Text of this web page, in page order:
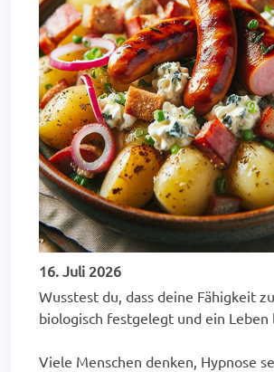
16. Juli 2026
Wusstest du, dass deine Fähigkeit
biologisch festgelegt und ein Leben
Viele Menschen denken, Hypnose